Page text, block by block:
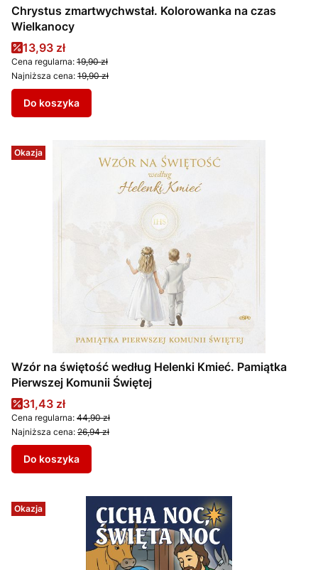
Chrystus zmartwychwstał. Kolorowanka na czas
Wielkanocy
Cena promocyjna
13,93 zł
Cena regularna: 19,90 zł
Najniższa cena: 19,90 zł
Do koszyka
Okazja
Wzór na świętość według Helenki Kmieć. Pamiątka
Pierwszej Komunii Świętej
Cena promocyjna
31,43 zł
Cena regularna: 44,90 zł
Najniższa cena: 26,94 zł
Do koszyka
Okazja